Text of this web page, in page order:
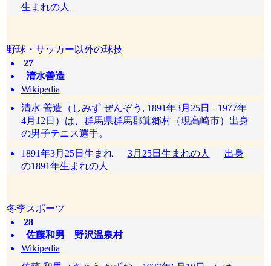
生まれの人
野球・サッカー以外の球技
27
清水善造
Wikipedia
清水 善造（しみず ぜんぞう, 1891年3月25日 - 1977年
4月12日）は、群馬県群馬郡箕郷村（現高崎市）出身
の男子テニス選手。
1891年3月25日生まれ 3月25日生まれの人
出身
の1891年生まれの人
冬季スポーツ
28
佐藤和男 野沢温泉村
Wikipedia